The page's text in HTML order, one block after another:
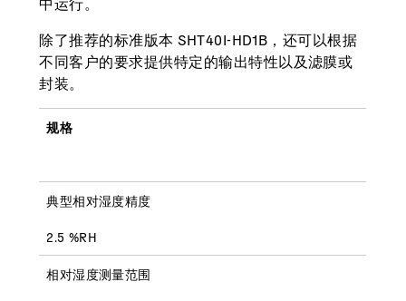
除了推荐的标准版本 SHT40I-HD1B，还可以根据
不同客户的要求提供特定的输出特性以及滤膜或
封装。
规格
典型相对湿度精度
2.5 %RH
相对湿度测量范围